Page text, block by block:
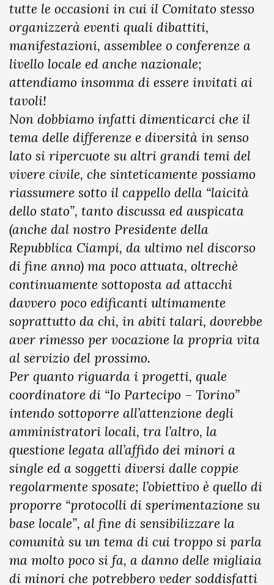
tutte le occasioni in cui il Comitato stesso
organizzerà eventi quali dibattiti,
manifestazioni, assemblee o conferenze a
livello locale ed anche nazionale;
attendiamo insomma di essere invitati ai
tavoli!
Non dobbiamo infatti dimenticarci che il
tema delle differenze e diversità in senso
lato si ripercuote su altri grandi temi del
vivere civile, che sinteticamente possiamo
riassumere sotto il cappello della “laicità
dello stato”, tanto discussa ed auspicata
(anche dal nostro Presidente della
Repubblica Ciampi, da ultimo nel discorso
di fine anno) ma poco attuata, oltrechè
continuamente sottoposta ad attacchi
davvero poco edificanti ultimamente
soprattutto da chi, in abiti talari, dovrebbe
aver rimesso per vocazione la propria vita
al servizio del prossimo.
Per quanto riguarda i progetti, quale
coordinatore di “Io Partecipo – Torino”
intendo sottoporre all’attenzione degli
amministratori locali, tra l’altro, la
questione legata all’affido dei minori a
single ed a soggetti diversi dalle coppie
regolarmente sposate; l’obiettivo è quello di
proporre “protocolli di sperimentazione su
base locale”, al fine di sensibilizzare la
comunità su un tema di cui troppo si parla
ma molto poco si fa, a danno delle migliaia
di minori che potrebbero veder soddisfatti